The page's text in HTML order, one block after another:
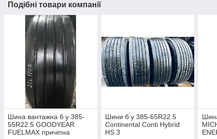
Подібні товари компанії
Шина вантажна б у 385-
55R22.5 GOODYEAR
FUELMAX причіпна
Шини б у 385-65R22.5
Continental Conti Hybrid
HS 3